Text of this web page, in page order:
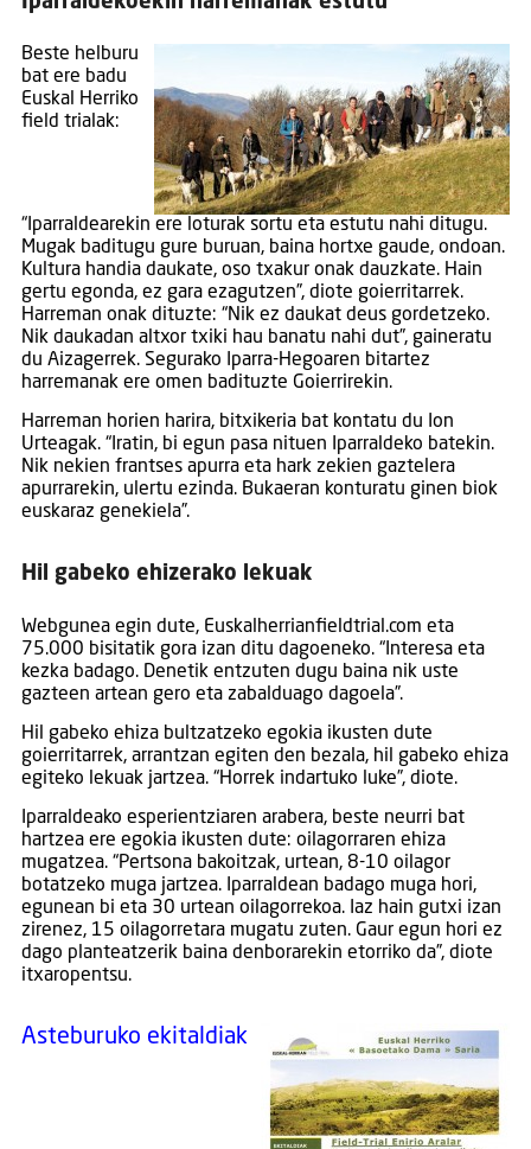
Beste helburu
bat ere badu
Euskal Herriko
field trialak:
“Iparraldearekin ere loturak sortu eta estutu nahi ditugu.
Mugak baditugu gure buruan, baina hortxe gaude, ondoan.
Kultura handia daukate, oso txakur onak dauzkate. Hain
gertu egonda, ez gara ezagutzen”, diote goierritarrek.
Harreman onak dituzte: “Nik ez daukat deus gordetzeko.
Nik daukadan altxor txiki hau banatu nahi dut”, gaineratu
du Aizagerrek. Segurako Iparra-Hegoaren bitartez
harremanak ere omen badituzte Goierrirekin.
Harreman horien harira, bitxikeria bat kontatu du Ion
Urteagak. “Iratin, bi egun pasa nituen Iparraldeko batekin.
Nik nekien frantses apurra eta hark zekien gaztelera
apurrarekin, ulertu ezinda. Bukaeran konturatu ginen biok
euskaraz genekiela”.
Hil gabeko ehizerako lekuak
Webgunea egin dute, Euskalherrianfieldtrial.com eta
75.000 bisitatik gora izan ditu dagoeneko. “Interesa eta
kezka badago. Denetik entzuten dugu baina nik uste
gazteen artean gero eta zabalduago dagoela”.
Hil gabeko ehiza bultzatzeko egokia ikusten dute
goierritarrek, arrantzan egiten den bezala, hil gabeko ehiza
egiteko lekuak jartzea. “Horrek indartuko luke”, diote.
Iparraldeako esperientziaren arabera, beste neurri bat
hartzea ere egokia ikusten dute: oilagorraren ehiza
mugatzea. “Pertsona bakoitzak, urtean, 8-10 oilagor
botatzeko muga jartzea. Iparraldean badago muga hori,
egunean bi eta 30 urtean oilagorrekoa. Iaz hain gutxi izan
zirenez, 15 oilagorretara mugatu zuten. Gaur egun hori ez
dago planteatzerik baina denborarekin etorriko da”, diote
itxaropentsu.
Asteburuko ekitaldiak